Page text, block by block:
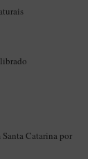
Catarina por